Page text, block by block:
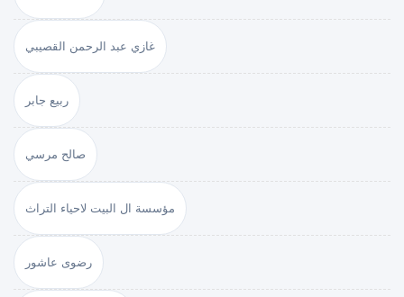
غازي عبد الرحمن القصيبي
ربيع جابر
صالح مرسي
مؤسسة ال البيت لاحياء التراث
رضوى عاشور